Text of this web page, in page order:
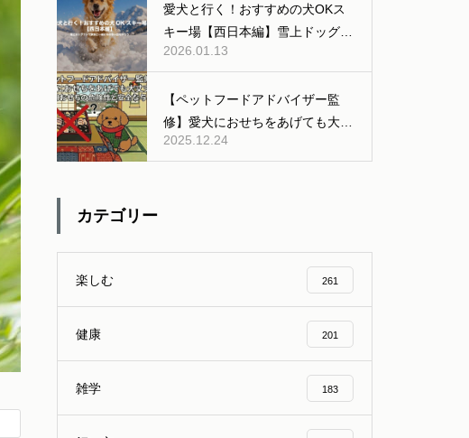
公共交通機関などの移動編】
愛犬と行く！おすすめの犬OKス
キー場【西日本編】雪上ドッグラ
ンあり
2026.01.13
【ペットフードアドバイザー監
修】愛犬におせちをあげても大丈
夫？人間用おせちの危険性と安全
2025.12.24
カテゴリー
楽しむ 261
健康 201
雑学 183